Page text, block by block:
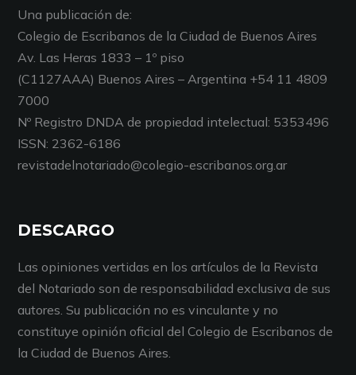
Una publicación de:
Colegio de Escribanos de la Ciudad de Buenos Aires
Av. Las Heras 1833 – 1º piso
(C1127AAA) Buenos Aires – Argentina +54 11 4809
7000
Nº Registro DNDA de propiedad intelectual: 5353496
ISSN: 2362-6186
revistadelnotariado@colegio-escribanos.org.ar
DESCARGO
Las opiniones vertidas en los artículos de la Revista
del Notariado son de responsabilidad exclusiva de sus
autores. Su publicación no es vinculante y no
constituye opinión oficial del Colegio de Escribanos de
la Ciudad de Buenos Aires.